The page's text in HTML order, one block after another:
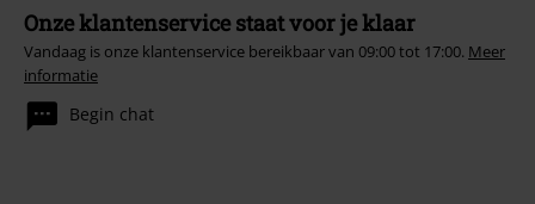
Onze klantenservice staat voor je klaar
Vandaag is onze klantenservice bereikbaar van 09:00 tot 17:00. Meer
informatie
Begin chat